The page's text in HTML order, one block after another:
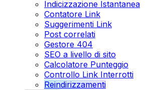
Indicizzazione Istantanea
Contatore Link
Suggerimenti Link
Post correlati
Gestore 404
SEO a livello di sito
Calcolatore Punteggio
Controllo Link Interrotti
Reindirizzamenti